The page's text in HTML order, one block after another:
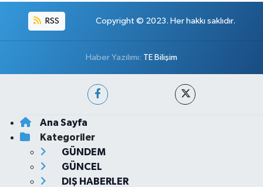
RSS Copyright © 2023. Her hakkı saklıdır.
Haber Yazılımı: TE Bilişim
Ana Sayfa
Kategoriler
GÜNDEM
GÜNCEL
DIŞ HABERLER